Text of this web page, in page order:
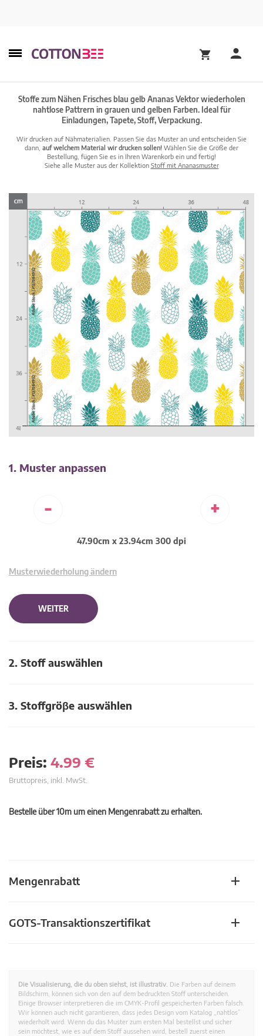
Stoffe zum Nähen Frisches blau gelb Ananas Vektor wiederholen
nahtlose Pattrern in grauen und gelben Farben. Ideal für
Einladungen, Tapete, Stoff, Verpackung.
Wir drucken auf Nähmaterialien. Passen Sie das Muster an und entscheiden Sie
dann, auf welchem Material wir drucken sollen! Wählen Sie die Größe der
Bestellung, fügen Sie es in Ihren Warenkorb ein und fertig!
Siehe alle Muster aus der Kollektion Stoff mit Ananasmuster
1. Muster anpassen
- +
47.90cm x 23.94cm 300 dpi
Musterwiederholung ändern
WEITER
2. Stoff auswählen
3. Stoffgröβe auswählen
Preis: 4.99 €
Bruttopreis, inkl. MwSt.
Bestelle über 10m um einen Mengenrabatt zu erhalten.
Mengenrabatt
GOTS-Transaktionszertifikat
Die Visualisierung, die du oben siehst, ist illustrativ. Die Farben auf deinem
Bildschirm, können sich von den auf dem bedruckten Stoff unterscheiden.
Einige Browser interpretieren die im CMYK-Profil gespeicherten Farben falsch.
Wir können auch nicht garantieren, dass jedes Design vom Katalog „nahtlos”
wiederholt wird. Wenn du das Muster zum ersten Mal bestellst und sicher
sein möchtest, wie es auf dem Stoff aussehen wird, bestell zuerst einen